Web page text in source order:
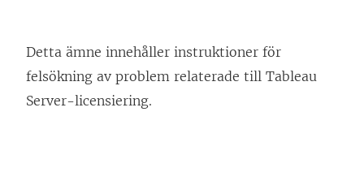
Detta ämne innehåller instruktioner för
felsökning av problem relaterade till Tableau
Server-licensiering.